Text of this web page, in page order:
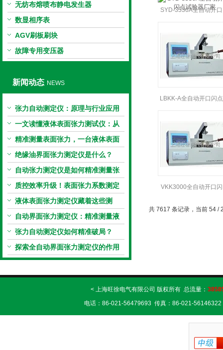
无纺布熔喷布静电发生器
数显相序表
AGV刷板刷块
故障专用变压器
新闻动态 NEWS
张力自动测定仪：原理与行业应用
解析
一文读懂液体表面张力测试仪：从
原理到应用全掌握
精准测量表面张力，一台液体表面
张力系数测量仪就够了
绝缘油界面张力测定仪是什么？
自动张力测定仪是如何精准测量张
力的？
质控效率升级！表面张力系数测定
仪真香警告
液体表面张力测定仪藏着这些测
定“小窍门”
自动界面张力测定仪：精准测量液
体界面张力的关键设备
张力自动测定仪如何精准破局？
探索全自动界面张力测定仪的作用
SYD-3536A全自动开
LBKK-A全自动开口闪
VKK3000全自动开口
共 7617 条记录，当前 54 /
< 上海旺徐电气有限公司 版权所有 总流量：
电话：86-021-56479693 传真：86-021-